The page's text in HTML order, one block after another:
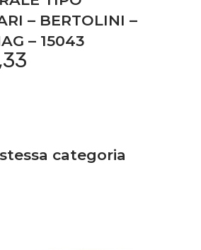
Slanzi DVA 1750
Lombardini 11LD625-3
– BERTOLINI –
– 15043
categoria